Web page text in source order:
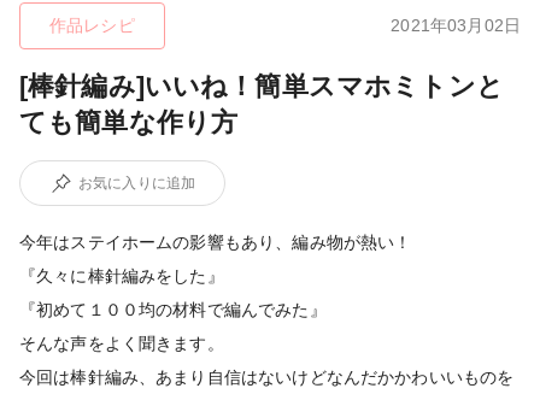
作品レシピ 2021年03月02日
[棒針編み]いいね！簡単スマホミトンと
ても簡単な作り方
お気に入りに追加
今年はステイホームの影響もあり、編み物が熱い！
『久々に棒針編みをした』
『初めて１００均の材料で編んでみた』
そんな声をよく聞きます。
今回は棒針編み、あまり自信はないけどなんだかかわいいものを